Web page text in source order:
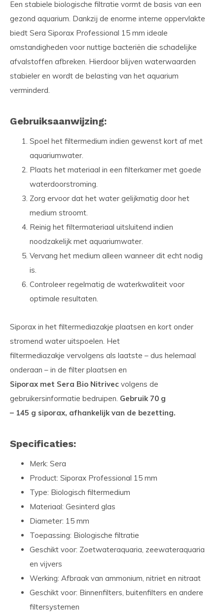
Een stabiele biologische filtratie vormt de basis van een
gezond aquarium. Dankzij de enorme interne oppervlakte
biedt Sera Siporax Professional 15 mm ideale
omstandigheden voor nuttige bacteriën die schadelijke
afvalstoffen afbreken. Hierdoor blijven waterwaarden
stabieler en wordt de belasting van het aquarium
verminderd.
Gebruiksaanwijzing:
Spoel het filtermedium indien gewenst kort af met
aquariumwater.
Plaats het materiaal in een filterkamer met goede
waterdoorstroming.
Zorg ervoor dat het water gelijkmatig door het
medium stroomt.
Reinig het filtermateriaal uitsluitend indien
noodzakelijk met aquariumwater.
Vervang het medium alleen wanneer dit echt nodig
is.
Controleer regelmatig de waterkwaliteit voor
optimale resultaten.
Siporax in het filtermediazakje plaatsen en kort onder
stromend water uitspoelen. Het
filtermediazakje vervolgens als laatste – dus helemaal
onderaan – in de filter plaatsen en
Siporax met Sera Bio Nitrivec volgens de
gebruikersinformatie bedruipen. Gebruik 70 g
– 145 g siporax, afhankelijk van de bezetting.
Specificaties:
Merk: Sera
Product: Siporax Professional 15 mm
Type: Biologisch filtermedium
Materiaal: Gesinterd glas
Diameter: 15 mm
Toepassing: Biologische filtratie
Geschikt voor: Zoetwateraquaria, zeewateraquaria
en vijvers
Werking: Afbraak van ammonium, nitriet en nitraat
Geschikt voor: Binnenfilters, buitenfilters en andere
filtersystemen